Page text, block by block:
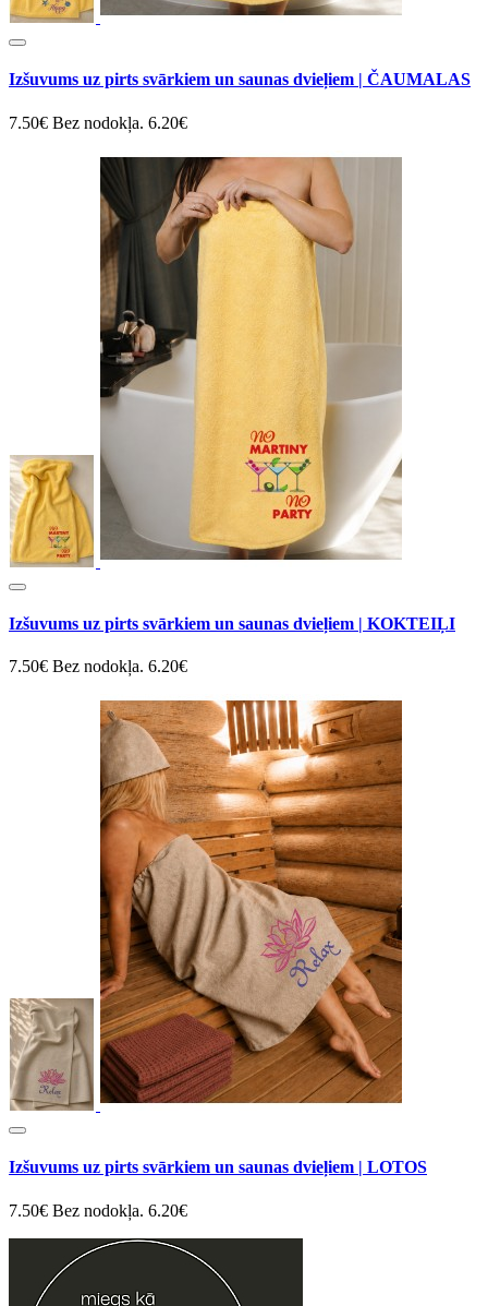
Izšuvums uz pirts svārkiem un saunas dvieļiem | ČAUMALAS
7.50€ Bez nodokļa. 6.20€
Izšuvums uz pirts svārkiem un saunas dvieļiem | KOKTEIĻI
7.50€ Bez nodokļa. 6.20€
Izšuvums uz pirts svārkiem un saunas dvieļiem | LOTOS
7.50€ Bez nodokļa. 6.20€